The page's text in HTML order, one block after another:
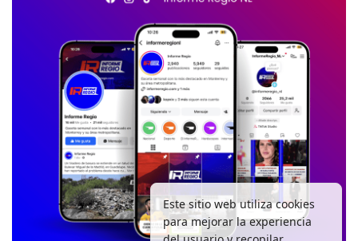
Este sitio web utiliza cookies
para mejorar la experiencia